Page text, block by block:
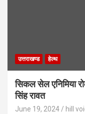
उत्तराखण्ड हेल्थ
सिकल सेल एनिमिया
सिंह रावत
June 19, 2024 hill